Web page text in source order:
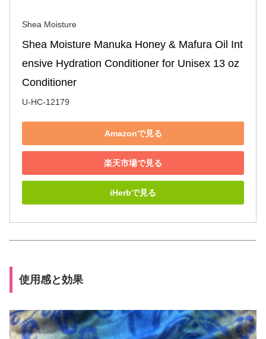
Shea Moisture
Shea Moisture Manuka Honey & Mafura Oil Int
ensive Hydration Conditioner for Unisex 13 oz
Conditioner
U-HC-12179
Amazonで見る
楽天市場で見る
iHerbで見る
使用感と効果